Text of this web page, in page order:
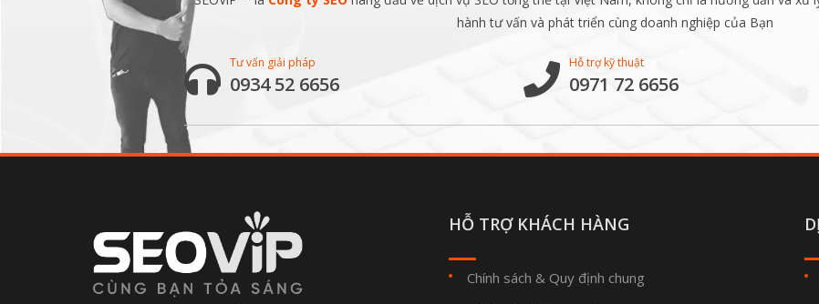
hành tư vấn và phát triển cùng doanh nghiệp của Bạn
Tư vấn giải pháp
0934 52 6656
Hỗ trợ kỹ thuật
0971 72 6656
HỖ TRỢ KHÁCH HÀNG
Chính sách & Quy định chung